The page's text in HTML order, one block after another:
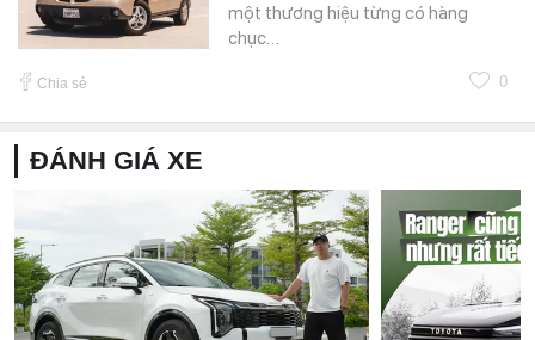
một thương hiệu từng có hàng
chục…
Chia sẻ 0
ĐÁNH GIÁ XE